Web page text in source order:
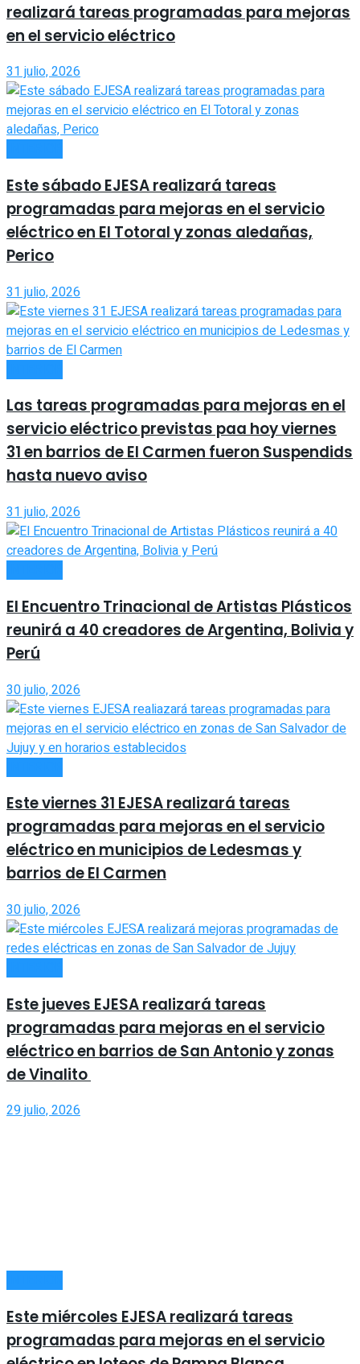
realizará tareas programadas para mejoras
en el servicio eléctrico
31 julio, 2026
Este sábado EJESA realizará tareas
programadas para mejoras en el servicio
eléctrico en El Totoral y zonas aledañas,
Perico
31 julio, 2026
Las tareas programadas para mejoras en el
servicio eléctrico previstas paa hoy viernes
31 en barrios de El Carmen fueron Suspendids
hasta nuevo aviso
31 julio, 2026
El Encuentro Trinacional de Artistas Plásticos
reunirá a 40 creadores de Argentina, Bolivia y
Perú
30 julio, 2026
Este viernes 31 EJESA realizará tareas
programadas para mejoras en el servicio
eléctrico en municipios de Ledesmas y
barrios de El Carmen
30 julio, 2026
Este jueves EJESA realizará tareas
programadas para mejoras en el servicio
eléctrico en barrios de San Antonio y zonas
de Vinalito
29 julio, 2026
Este miércoles EJESA realizará tareas
programadas para mejoras en el servicio